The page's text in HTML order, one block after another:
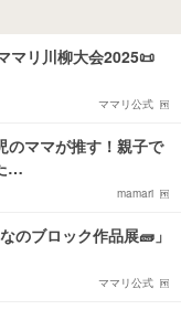
マリ川柳大会2025📜
ママリ公式
のママが推す！親子で
…
mamari
のブロック作品展🧱」
ママリ公式